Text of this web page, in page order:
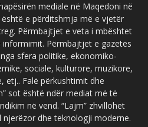
mediale në Maqedoni në
e përditshmja më e vjetër
Përmbajtjet e veta i mbështet
Përmbajtjet e gazetës
sfera politike, ekonomiko-
sociale, kulturore, muzikore,
etj.. Falë përkushtimit dhe
sot është ndër mediat më të
në vend. “Lajm” zhvillohet
dhe teknologji moderne.